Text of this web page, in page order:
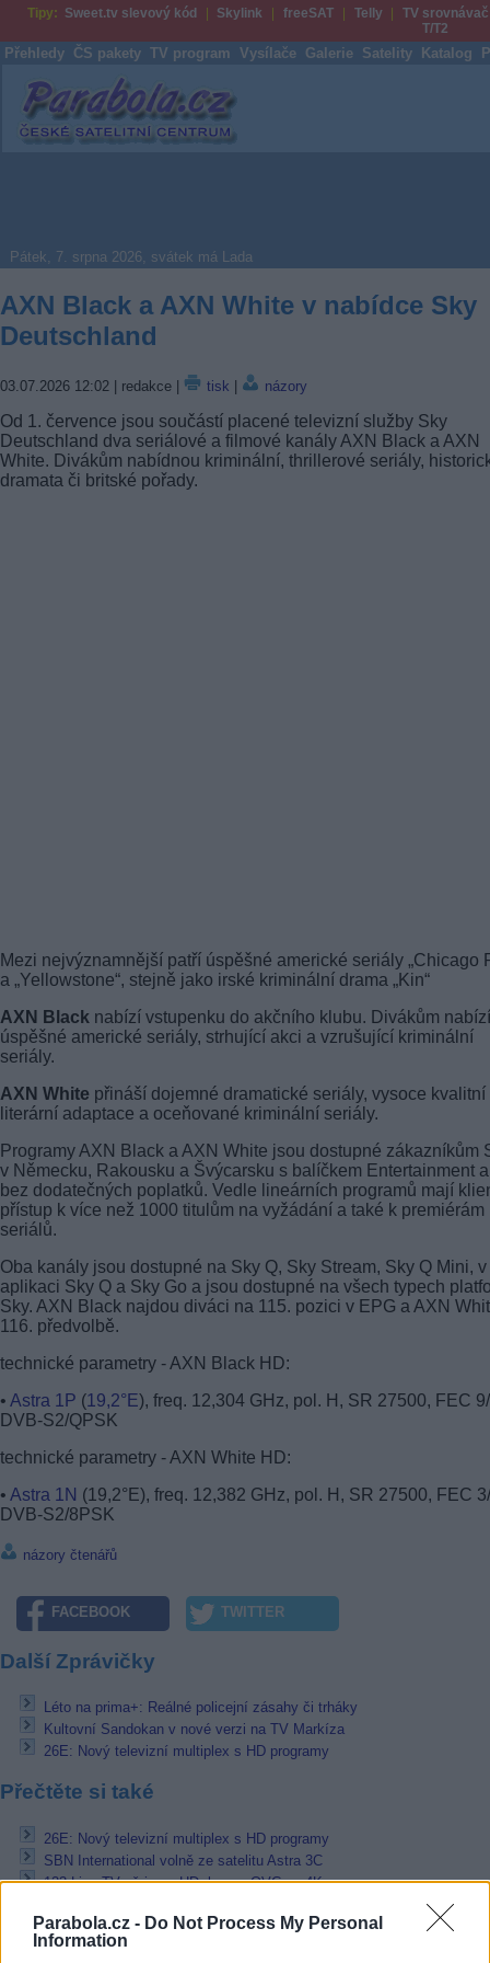
Parabola.cz - Do Not Process My Personal
Information
Tipy: Sweet.tv slevový kód Skylink freeSAT Telly
TV srovnávač
T/T2
Přehledy ČS pakety TV program Vysílače Galerie Satelity Katalog
Parabola.cz
Pátek, 7. srpna 2026, svátek má Lada
AXN Black a AXN White v nabídce Sky
Deutschland
03.07.2026 12:02 | redakce | tisk názory
Od 1. července jsou součástí placené televizní služby Sky
Deutschland dva seriálové a filmové kanály AXN Black a AXN
White. Divákům nabídnou kriminální, thrillerové seriály,
dramata či britské pořady.
Mezi nejvýznamnější patří úspěšné americké seriály „Chicago
a „Yellowstone“, stejně jako irské kriminální drama „Kin“
AXN Black nabízí vstupenku do akčního klubu. Divákům nabízí
úspěšné americké seriály, strhující akci a vzrušující kriminální
seriály.
AXN White přináší dojemné dramatické seriály, vysoce kvalitní
literární adaptace a oceňované kriminální seriály.
Programy AXN Black a AXN White jsou dostupné zákazníkům
v Německu, Rakousku a Švýcarsku s balíčkem Entertainment
bez dodatečných poplatků. Vedle lineárních programů mají
přístup k více než 1000 titulům na vyžádání a také k premiérám
seriálů.
Oba kanály jsou dostupné na Sky Q, Sky Stream, Sky Q Mini, v
aplikaci Sky Q a Sky Go a jsou dostupné na všech typech
Sky. AXN Black najdou diváci na 115. pozici v EPG a AXN
116. předvolbě.
technické parametry - AXN Black HD:
• Astra 1P (19,2°E), freq. 12,304 GHz, pol. H, SR 27500, FEC
DVB-S2/QPSK
technické parametry - AXN White HD:
• Astra 1N (19,2°E), freq. 12,382 GHz, pol. H, SR 27500, FEC
DVB-S2/8PSK
názory čtenářů
FACEBOOK TWITTER
Další Zprávičky
Léto na prima+: Reálné policejní zásahy či trháky
Kultovní Sandokan v nové verzi na TV Markíza
26E: Nový televizní multiplex s HD programy
Přečtěte si také
26E: Nový televizní multiplex s HD programy
SBN International volně ze satelitu Astra 3C
123 Live TV už jen v HD, konec QVC ve 4K
Reklama